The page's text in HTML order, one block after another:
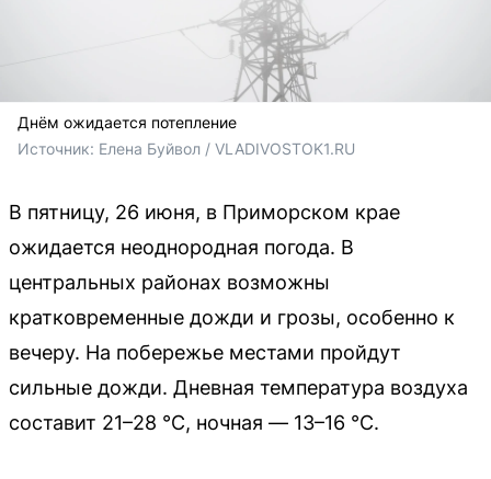
Днём ожидается потепление
Источник: Елена Буйвол / VLADIVOSTOK1.RU
В пятницу, 26 июня, в Приморском крае
ожидается неоднородная погода. В
центральных районах возможны
кратковременные дожди и грозы, особенно к
вечеру. На побережье местами пройдут
сильные дожди. Дневная температура воздуха
составит 21–28 °C, ночная — 13–16 °C.